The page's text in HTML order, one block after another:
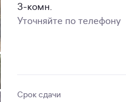
3-комн.
Уточняйте по телефону
Срок сдачи